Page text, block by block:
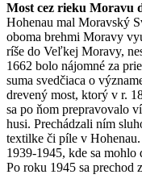
Most cez rieku Moravu
Hohenau mal Moravský
oboma brehmi Moravy
ríše do Veľkej Moravy,
1662 bolo nájomné za
suma svedčiaca o
drevený most, ktorý v r.
sa po ňom prepravovalo
husi. Prechádzali ním
textilke či píle v
1939-1945, kde sa
Po roku 1945 sa prechod